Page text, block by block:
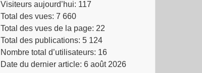
Visiteurs aujourd’hui: 117
Total des vues: 7 660
Total des vues de la page: 22
Total des publications: 5 124
Nombre total d’utilisateurs: 16
Date du dernier article: 6 août 2026